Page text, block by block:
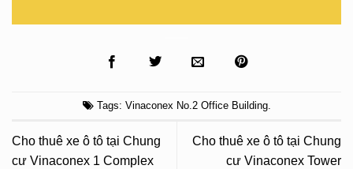
Tags: Vinaconex No.2 Office Building.
Cho thuê xe ô tô tại Chung
cư Vinaconex 1 Complex
Cho thuê xe ô tô tại Chung
cư Vinaconex Tower